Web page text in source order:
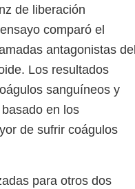
de liberación
comparó el
antagonistas del
Los resultados
sanguíneos y
basado en los
de sufrir coágulos
para otros dos